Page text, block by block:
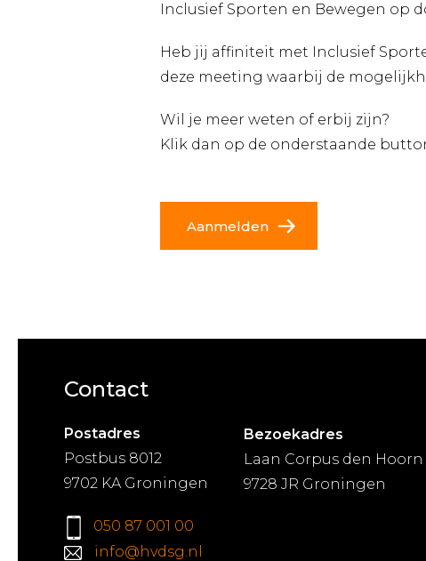
Inclusief Sporten en Bewegen op
Heb jij affiniteit met Inclusief
deze meeting waarbij de
Wil je meer weten of erbij zijn?
Klik dan op de onderstaande
Aanmelden
Contact
Postadres
Postbus 8012
9702 KA Groningen
050 87 001 00
info@hvdsg.nl
Bezoekadres
Laan Corpus den Hoorn
9728 JR Groningen